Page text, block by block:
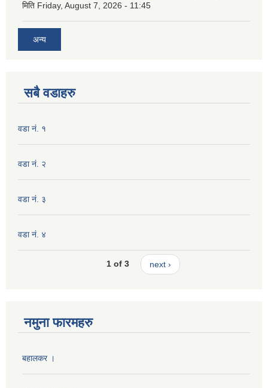
मिति Friday, August 7, 2026 - 11:45
अन्य
सबै वडाहरु
वडा नं. १
वडा नं. २
वडा नं. ३
वडा नं. ४
1 of 3 next ›
नमुना फारमहरु
बहालकर ।